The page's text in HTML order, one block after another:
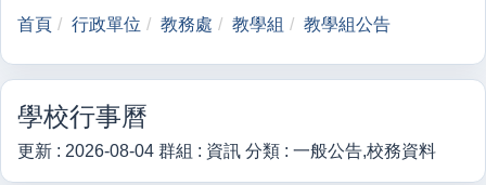
首頁 行政單位 教務處 教學組 教學組公告
學校行事曆
更新 : 2026-08-04 群組 : 資訊 分類 : 一般公告,校務資料